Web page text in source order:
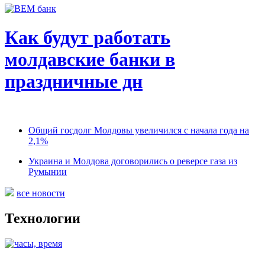
Как будут работать
молдавские банки в
праздничные дн
Общий госдолг Молдовы увеличился с начала года на
2,1%
Украина и Молдова договорились о реверсе газа из
Румынии
все новости
Технологии